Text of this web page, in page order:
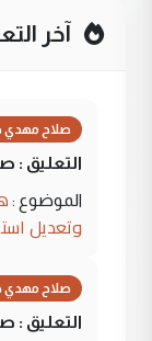
آخر
صلاح
التعليق
الموضوع :
وتعديل
صلاح
التعليق